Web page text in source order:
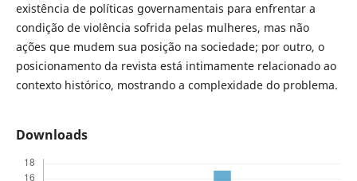
existência de políticas governamentais para enfrentar a
condição de violência sofrida pelas mulheres, mas não
ações que mudem sua posição na sociedade; por outro, o
posicionamento da revista está intimamente relacionado ao
contexto histórico, mostrando a complexidade do problema.
Downloads